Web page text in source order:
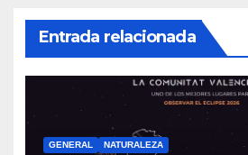
Entrada relacionada
GENERAL NATURALEZA